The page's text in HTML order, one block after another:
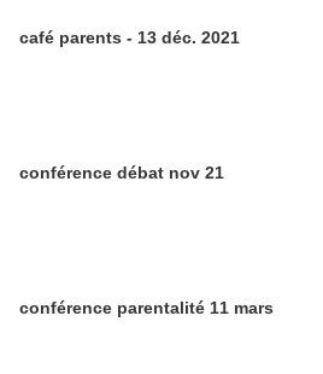
café parents - 13 déc. 2021
conférence débat nov 21
conférence parentalité 11 mars